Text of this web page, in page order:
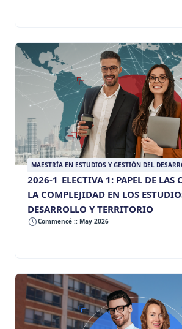
MAESTRÍA EN ESTUDIOS Y GESTIÓN DEL
2026-1_ELECTIVA 1: PAPEL DE LAS
LA COMPLEJIDAD EN LOS
DESARROLLO Y TERRITORIO
Commencé :: May 2026